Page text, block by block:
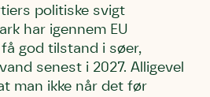
politiske svigt
har igennem EU
god tilstand i søer,
senest i 2027. Alligevel
man ikke når det før
og andre støttemuligheder. Jeg
dette samtykke ved at
Skriv under nu
og andre støttemuligheder. Jeg
dette samtykke ved at
Skriv under nu
og andre støttemuligheder. Jeg
dette samtykke ved at
Skriv under nu